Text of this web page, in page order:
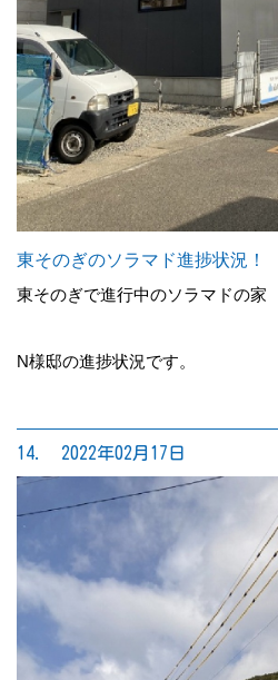
東そのぎのソラマド進捗状況！
東そのぎで進行中のソラマドの家
N様邸の進捗状況です。
14. 2022年02月17日